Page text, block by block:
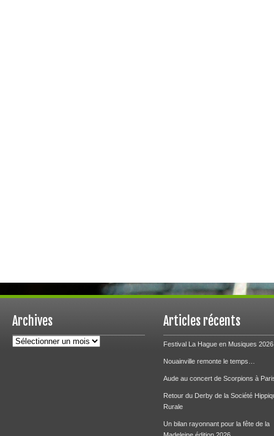
Archives
Archives
Articles récents
Festival La Hague en Musiques 2026
Nouainville remonte le temps…
Aude au concert de Scorpions à
Retour du Derby de la Société
Rurale
Un bilan rayonnant pour la fête de la